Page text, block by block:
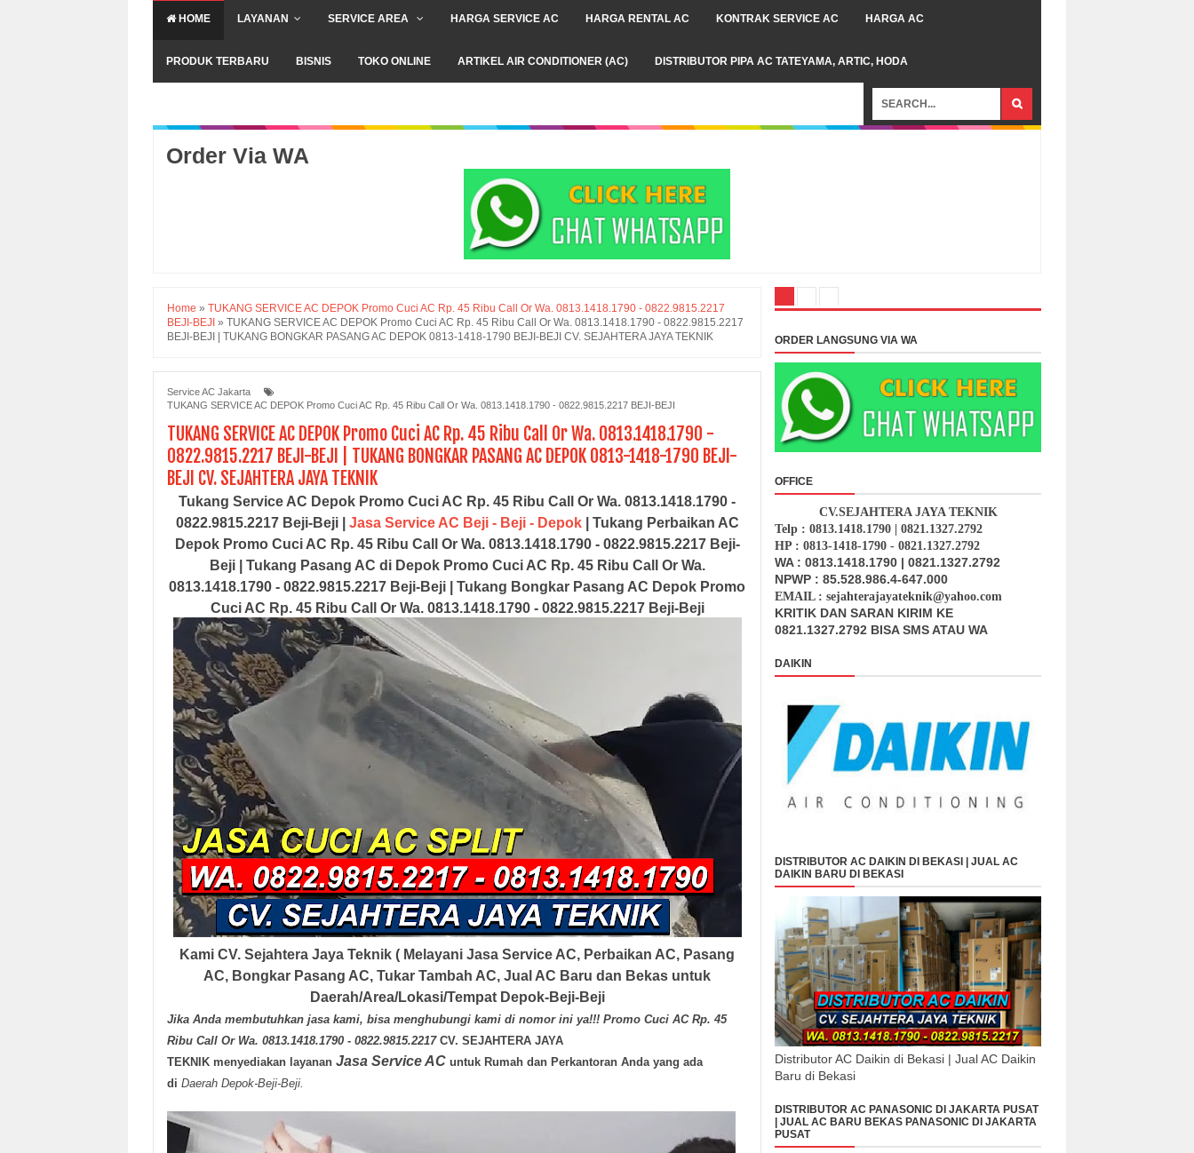
HOME LAYANAN SERVICE AREA HARGA SERVICE AC HARGA RENTAL AC KONTRAK SERVICE AC HARGA AC
PRODUK TERBARU BISNIS TOKO ONLINE ARTIKEL AIR CONDITIONER (AC) DISTRIBUTOR PIPA AC TATEYAMA, ARTIC, HODA
Order Via WA
Home » TUKANG SERVICE AC DEPOK Promo Cuci AC Rp. 45 Ribu Call Or Wa. 0813.1418.1790 - 0822.9815.2217
BEJI-BEJI » TUKANG SERVICE AC DEPOK Promo Cuci AC Rp. 45 Ribu Call Or Wa. 0813.1418.1790 - 0822.9815.2217
BEJI-BEJI | TUKANG BONGKAR PASANG AC DEPOK 0813-1418-1790 BEJI-BEJI CV. SEJAHTERA JAYA TEKNIK
Service AC Jakarta
TUKANG SERVICE AC DEPOK Promo Cuci AC Rp. 45 Ribu Call Or Wa. 0813.1418.1790 - 0822.9815.2217 BEJI-BEJI
TUKANG SERVICE AC DEPOK Promo Cuci AC Rp. 45 Ribu Call Or Wa. 0813.1418.1790 -
0822.9815.2217 BEJI-BEJI | TUKANG BONGKAR PASANG AC DEPOK 0813-1418-1790 BEJI-
BEJI CV. SEJAHTERA JAYA TEKNIK
Tukang Service AC Depok Promo Cuci AC Rp. 45 Ribu Call Or Wa. 0813.1418.1790 -
0822.9815.2217 Beji-Beji | Jasa Service AC Beji - Beji - Depok| Tukang Perbaikan AC
Depok Promo Cuci AC Rp. 45 Ribu Call Or Wa. 0813.1418.1790 - 0822.9815.2217 Beji-
Beji| Tukang Pasang AC di Depok Promo Cuci AC Rp. 45 Ribu Call Or Wa.
0813.1418.1790 - 0822.9815.2217 Beji-Beji | Tukang Bongkar Pasang AC Depok Promo
Cuci AC Rp. 45 Ribu Call Or Wa. 0813.1418.1790 - 0822.9815.2217 Beji-Beji
Kami CV. Sejahtera Jaya Teknik ( Melayani Jasa Service AC, Perbaikan AC, Pasang
AC, Bongkar Pasang AC, Tukar Tambah AC, Jual AC Baru dan Bekas untuk
Daerah/Area/Lokasi/Tempat Depok-Beji-Beji
Jika Anda membutuhkan jasa kami, bisa menghubungi kami di nomor ini ya!!! Promo Cuci AC Rp. 45
Ribu Call Or Wa. 0813.1418.1790 - 0822.9815.2217 CV. SEJAHTERA JAYA
TEKNIK menyediakan layanan Jasa Service AC untuk Rumah dan Perkantoran Anda yang ada
di Daerah Depok-Beji-Beji
ORDER LANGSUNG VIA WA
OFFICE
CV.SEJAHTERA JAYA TEKNIK
Telp : 0813.1418.1790 | 0821.1327.2792
HP : 0813-1418-1790 - 0821.1327.2792
WA : 0813.1418.1790 | 0821.1327.2792
NPWP : 85.528.986.4-647.000
EMAIL : sejahterajayateknik@yahoo.com
KRITIK DAN SARAN KIRIM KE
0821.1327.2792 BISA SMS ATAU WA
DAIKIN
DISTRIBUTOR AC DAIKIN DI BEKASI | JUAL AC
DAIKIN BARU DI BEKASI
Distributor AC Daikin di Bekasi | Jual AC Daikin
Baru di Bekasi
DISTRIBUTOR AC PANASONIC DI JAKARTA PUSAT
| JUAL AC BARU BEKAS PANASONIC DI JAKARTA
PUSAT